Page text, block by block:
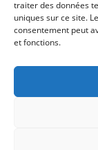
traiter des données
uniques sur ce site.
consentement peut
et fonctions.
06